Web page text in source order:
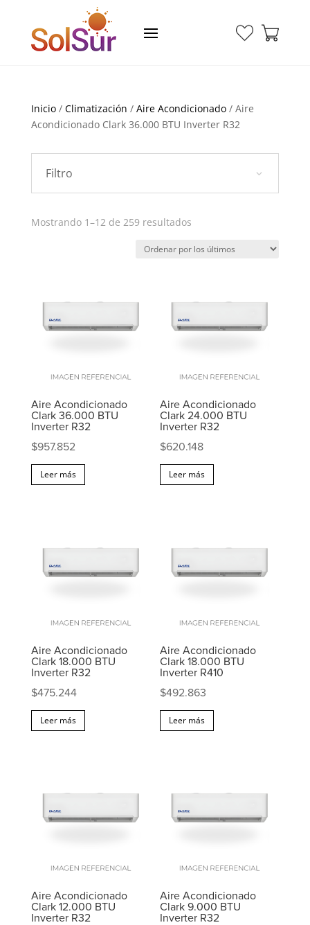
Inicio/ Climatización / Aire Acondicionado/ Aire
Acondicionado Clark 36.000 BTU Inverter R32
Filtro
Mostrando 1–12 de 259 resultadosOrdenado
los
Aire Acondicionado
Clark 36.000 BTU
Inverter R32
$957.852
Leer más
Aire Acondicionado
Clark 24.000 BTU
Inverter R32
$620.148
Leer más
Aire Acondicionado
Clark 18.000 BTU
Inverter R32
$475.244
Leer más
Aire Acondicionado
Clark 18.000 BTU
Inverter R410
$492.863
Leer más
Aire Acondicionado
Clark 12.000 BTU
Inverter R32
Aire Acondicionado
Clark 9.000 BTU
Inverter R32